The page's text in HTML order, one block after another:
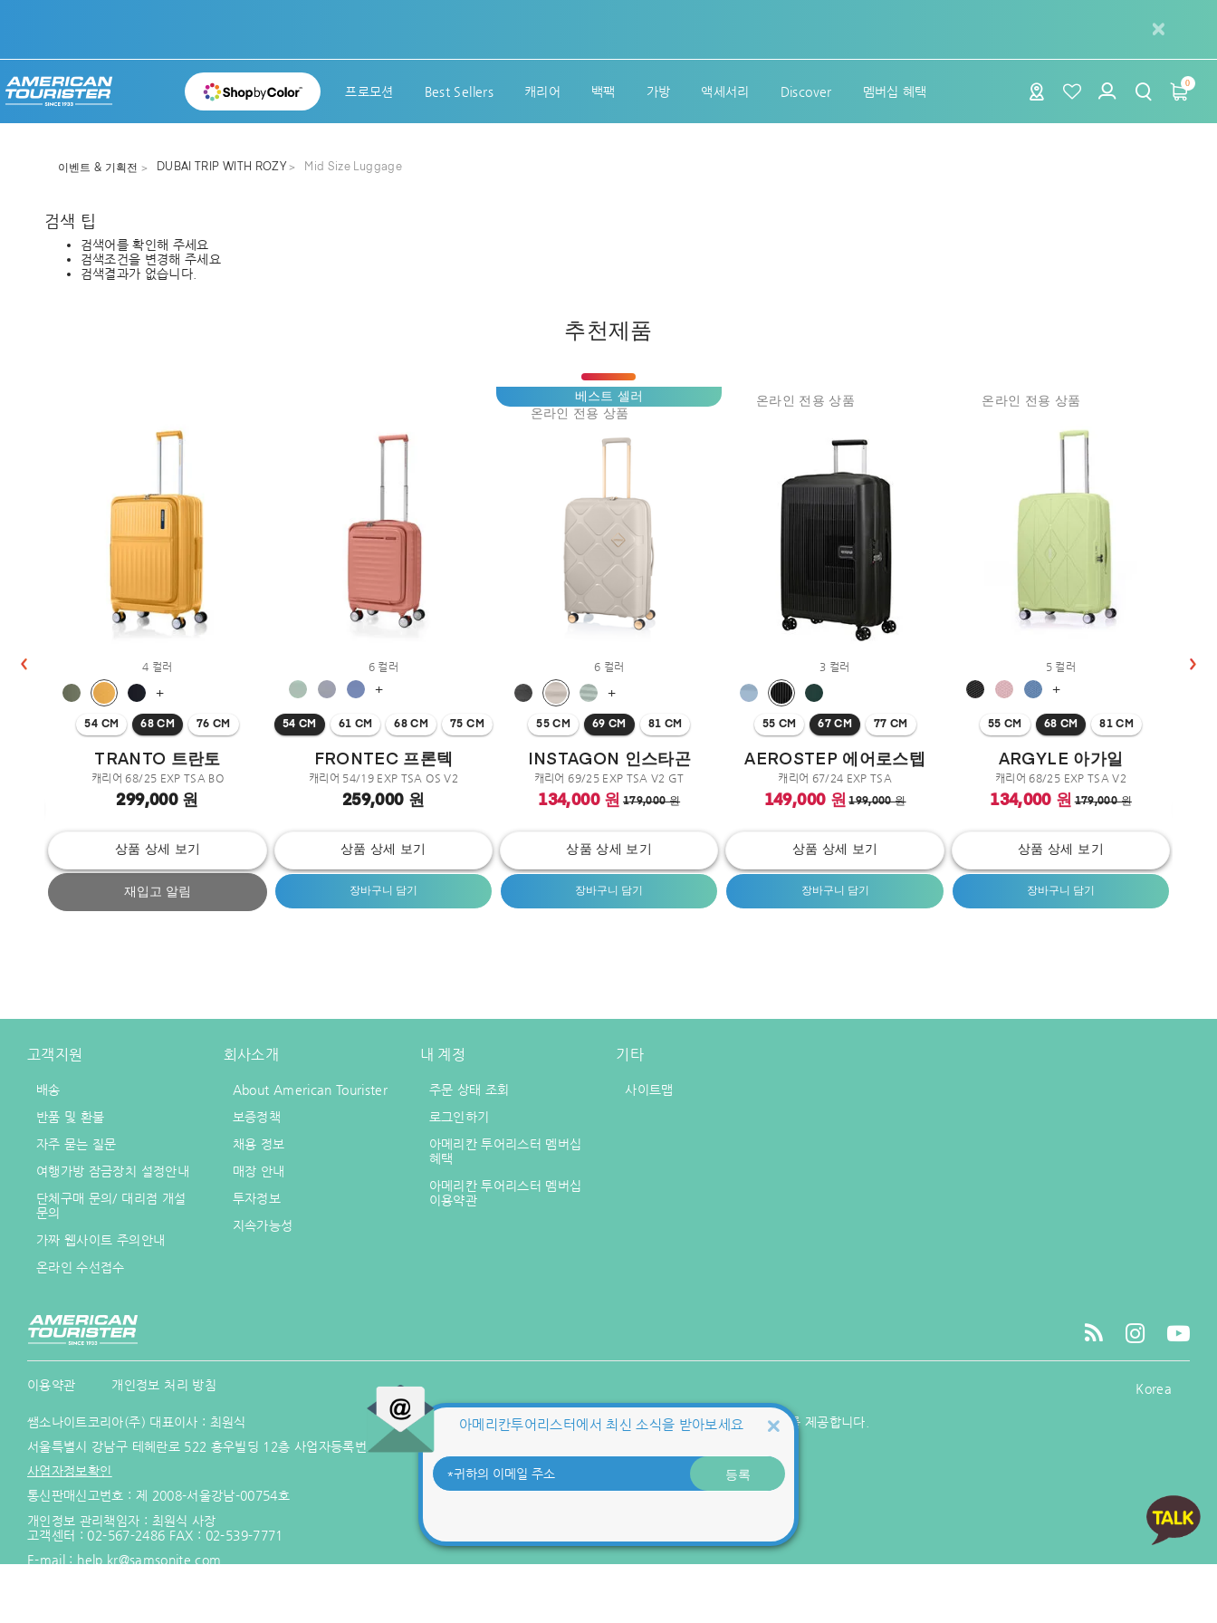
아메리칸투어리스터에서 최신 소식을 받아보세요
등록
0
프로모션 Best Sellers 캐리어 백팩 가방 액세서리 Discover 멤버십 혜택
이벤트 & 기획전 DUBAI TRIP WITH ROZY Mid Size Luggage
검색 팁
검색어를 확인해 주세요
검색조건을 변경해 주세요
검색결과가 없습니다.
추천제품
4 컬러
+
54 CM 68 CM 76 CM
TRANTO 트란토
캐리어 68/25 EXP TSA BO
299,000 원
상품 상세 보기
재입고 알림
6 컬러
+
54 CM 61 CM 68 CM 75 CM
FRONTEC 프론텍
캐리어 54/19 EXP TSA OS V2
259,000 원
상품 상세 보기
장바구니 담기
온라인 전용 상품
베스트 셀러
6 컬러
+
55 CM 69 CM 81 CM
INSTAGON 인스타곤
캐리어 69/25 EXP TSA V2 GT
134,000 원 179,000 원
상품 상세 보기
장바구니 담기
온라인 전용 상품
3 컬러
55 CM 67 CM 77 CM
AEROSTEP 에어로스텝
캐리어 67/24 EXP TSA
149,000 원 199,000 원
상품 상세 보기
장바구니 담기
온라인 전용 상품
5 컬러
+
55 CM 68 CM 81 CM
ARGYLE 아가일
캐리어 68/25 EXP TSA V2
134,000 원 179,000 원
상품 상세 보기
장바구니 담기
고객지원
배송
반품 및 환불
자주 묻는 질문
여행가방 잠금장치 설정안내
단체구매 문의/ 대리점 개설
문의
가짜 웹사이트 주의안내
온라인 수선접수
회사소개
About American Tourister
보증정책
채용 정보
매장 안내
투자정보
지속가능성
내 계정
주문 상태 조회
로그인하기
아메리칸 투어리스터 멤버십
혜택
아메리칸 투어리스터 멤버십
이용약관
기타
사이트맵
이용약관 개인정보 처리 방침 Korea
쌤소나이트코리아(주) 대표이사 : 최원식
서울특별시 강남구 테헤란로 522 홍우빌딩 12층 사업자등록번호 :
218-81-21342
사업자정보확인
통신판매신고번호 : 제 2008-서울강남-00754호
개인정보 관리책임자 : 최원식 사장
고객센터 : 02-567-2486 FAX : 02-539-7771
E-mail : help.kr@samsonite.com
KG 이니시스를 통해 구매안전서비스를 제공합니다.